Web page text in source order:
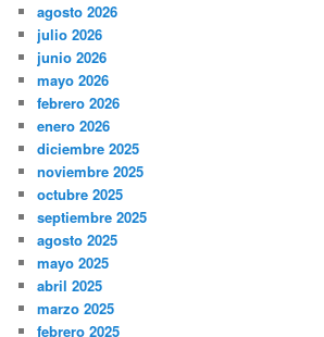
agosto 2026
julio 2026
junio 2026
mayo 2026
febrero 2026
enero 2026
diciembre 2025
noviembre 2025
octubre 2025
septiembre 2025
agosto 2025
mayo 2025
abril 2025
marzo 2025
febrero 2025